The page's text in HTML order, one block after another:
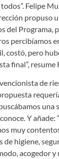
Felipe
propuso
del Programa,
percibíamos
costó, pero
final”, resume
de
una
Y
muy
de higiene,
acogedor